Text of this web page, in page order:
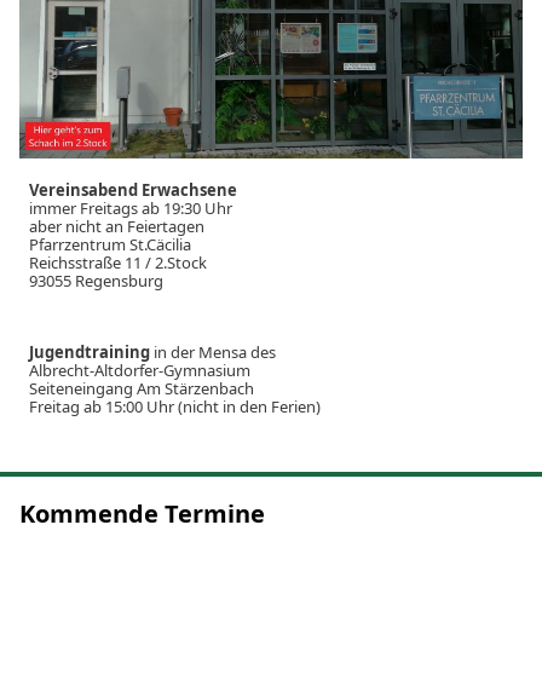
Vereinsabend Erwachsene
immer Freitags ab 19:30 Uhr
aber nicht an Feiertagen
Pfarrzentrum St.Cäcilia
Reichsstraße 11 / 2.Stock
93055 Regensburg
Jugendtraining in der Mensa des
Albrecht-Altdorfer-Gymnasium
Seiteneingang Am Stärzenbach
Freitag ab 15:00 Uhr (nicht in den Ferien)
Kommende Termine